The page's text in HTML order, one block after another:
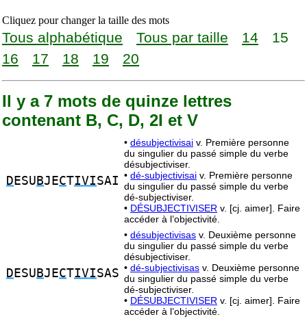
Cliquez pour changer la taille des mots
Tous alphabétique Tous par taille 14
15
16
17 18 19 20
Il y a 7 mots de quinze lettres
contenant B, C, D, 2I et V
D ESU BJECTIVISAI
• désubjectivisai v. Première personne
du singulier du passé simple du verbe
désubjectiviser.
• dé-subjectivisai v. Première personne
du singulier du passé simple du verbe
dé-subjectiviser.
• DÉSUBJECTIVISER v. [cj. aimer]. Faire
accéder à l’objectivité.
D ESU BJECTIVISAS
• désubjectivisas v. Deuxième personne
du singulier du passé simple du verbe
désubjectiviser.
• dé-subjectivisas v. Deuxième personne
du singulier du passé simple du verbe
dé-subjectiviser.
• DÉSUBJECTIVISER v. [cj. aimer]. Faire
accéder à l’objectivité.